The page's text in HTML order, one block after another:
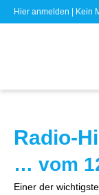
Hier anmelden | Kein
Radio-
… vom
Einer der